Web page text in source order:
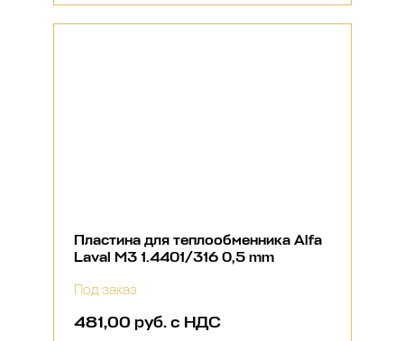
Пластина для теплообменника Alfa
Laval M3 1.4401/316 0,5 mm
Под заказ
481,00 руб. с НДС